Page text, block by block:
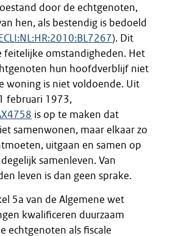
door de echtgenoten,
hen, als bestendig is bedoeld
). Dit
feitelijke omstandigheden. Het
hun hoofdverblijf niet
woning is niet voldoende. Uit
februari 1973,
is op te maken dat
samenwonen, maar elkaar zo
uitgaan en samen op
samenleven. Van
leven is dan geen sprake.
5a van de Algemene wet
kwalificeren duurzaam
echtgenoten als fiscale